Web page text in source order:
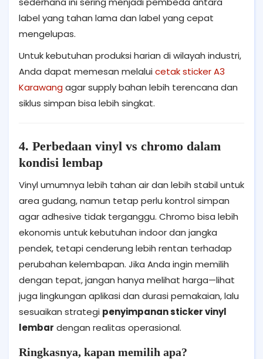
label yang tahan lama dan label yang cepat
mengelupas.
Untuk kebutuhan produksi harian di wilayah industri,
Anda dapat memesan melaluicetak sticker A3
Karawangagar supply bahan lebih terencana dan
siklus simpan bisa lebih singkat.
4. Perbedaan vinyl vs chromo dalam
kondisi lembap
Vinyl umumnya lebih tahan air dan lebih stabil untuk
area gudang, namun tetap perlu kontrol simpan
agar adhesive tidak terganggu. Chromo bisa lebih
ekonomis untuk kebutuhan indoor dan jangka
pendek, tetapi cenderung lebih rentan terhadap
perubahan kelembapan. Jika Anda ingin memilih
dengan tepat, jangan hanya melihat harga—lihat
juga lingkungan aplikasi dan durasi pemakaian, lalu
sesuaikan strategi penyimpanan sticker vinyl
lembar dengan realitas operasional.
Ringkasnya, kapan memilih apa?